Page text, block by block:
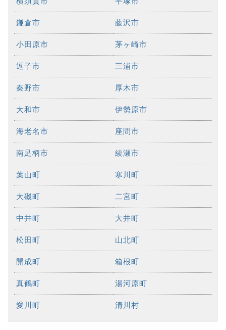
鎌倉市 藤沢市
小田原市 茅ヶ崎市
逗子市 三浦市
秦野市 厚木市
大和市 伊勢原市
海老名市 座間市
南足柄市 綾瀬市
葉山町 寒川町
大磯町 二宮町
中井町 大井町
松田町 山北町
開成町 箱根町
真鶴町 湯河原町
愛川町 清川村